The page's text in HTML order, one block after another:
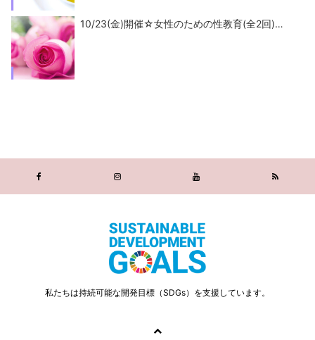
10/23(金)開催☆女性のための性教育(全2回)…
私たちは持続可能な開発目標（SDGs）を支援しています。